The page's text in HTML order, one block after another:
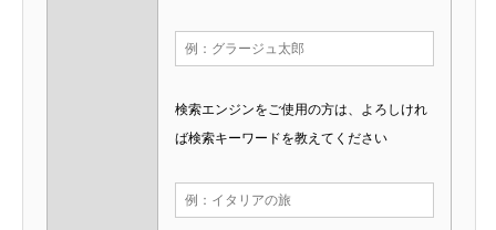
検索エンジンをご使用の方は、よろしけれ
ば検索キーワードを教えてください